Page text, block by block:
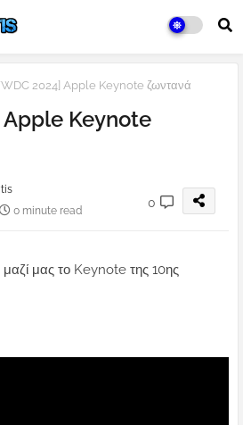
2024] Apple Keynote ζωντανά
Keynote
0 minute read
0
μας το Keynote της 10ης